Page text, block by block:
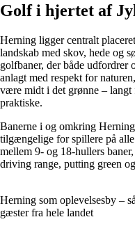
Golf i hjertet af
Herning ligger centralt
landskab med skov, hede og
golfbaner, der både udfordrer
anlagt med respekt for
være midt i det grønne – langt
praktiske.
Banerne i og omkring
tilgængelige for spillere på
mellem 9- og 18-hullers
driving range, putting green
Herning som oplevelsesby –
gæster fra hele landet